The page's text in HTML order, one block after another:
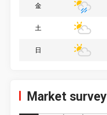
金
土
日
Market survey